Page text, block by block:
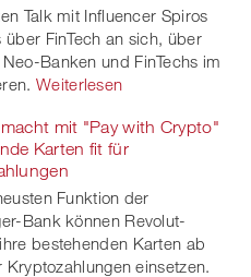
Talk mit Influencer Spiros
über FinTech an sich, über
Banken und FinTechs im
Weiterlesen
mit "Pay with Crypto"
Karten fit für
Funktion der
Bank können Revolut-
bestehenden Karten ab
Kryptozahlungen einsetzen.